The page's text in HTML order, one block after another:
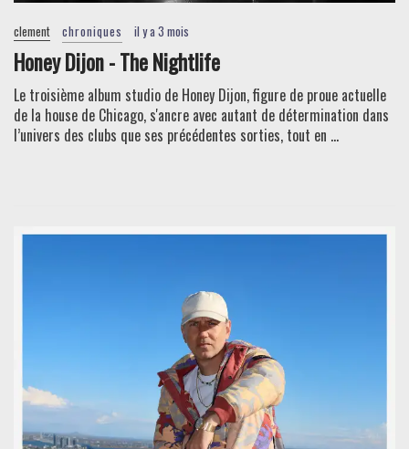
clement chroniques il y a 3 mois
Honey Dijon - The Nightlife
Le troisième album studio de Honey Dijon, figure de proue actuelle
de la house de Chicago, s'ancre avec autant de détermination dans
l’univers des clubs que ses précédentes sorties, tout en ...